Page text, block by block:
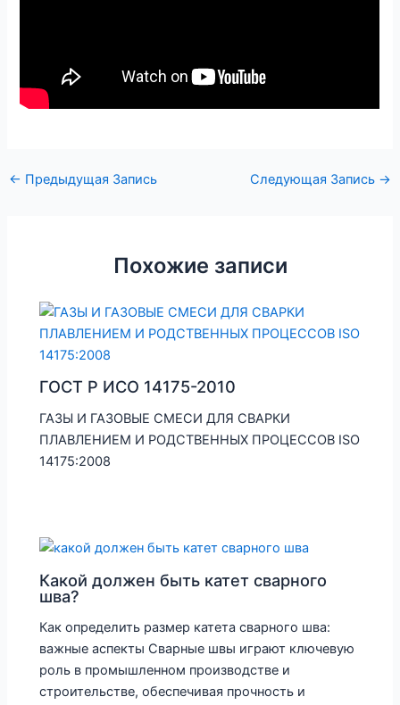
← Предыдущая Запись Следующая Запись →
Похожие записи
ГОСТ Р ИСО 14175-2010
ГАЗЫ И ГАЗОВЫЕ СМЕСИ ДЛЯ СВАРКИ
ПЛАВЛЕНИЕМ И РОДСТВЕННЫХ ПРОЦЕССОВ ISO
14175:2008
Какой должен быть катет сварного
шва?
Как определить размер катета сварного шва:
важные аспекты Сварные швы играют ключевую
роль в промышленном производстве и
строительстве, обеспечивая прочность и